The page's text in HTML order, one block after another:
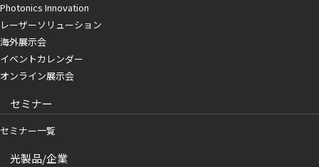
Photonics Innovation
レーザーソリューション
海外展示会
イベントカレンダー
オンライン展示会
セミナー
セミナー一覧
光製品/企業